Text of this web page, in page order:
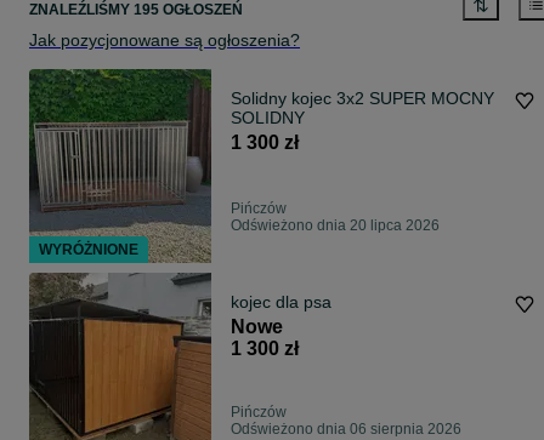
ZNALEŹLIŚMY 195 OGŁOSZEŃ
Jak pozycjonowane są ogłoszenia?
Solidny kojec 3x2 SUPER MOCNY
SOLIDNY
1 300 zł
Pińczów
Odświeżono dnia 20 lipca 2026
kojec dla psa
Nowe
1 300 zł
Pińczów
Odświeżono dnia 06 sierpnia 2026
WYRÓŻNIONE